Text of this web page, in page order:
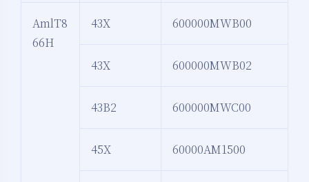
AmlT8
66H
43X 600000MWB00
43X 600000MWB02
43B2 600000MWC00
45X 60000AM1500